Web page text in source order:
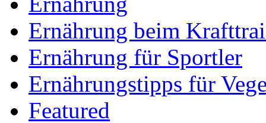
Ernährung beim
Ernährung für Sportler
Ernährungstipps für
Featured